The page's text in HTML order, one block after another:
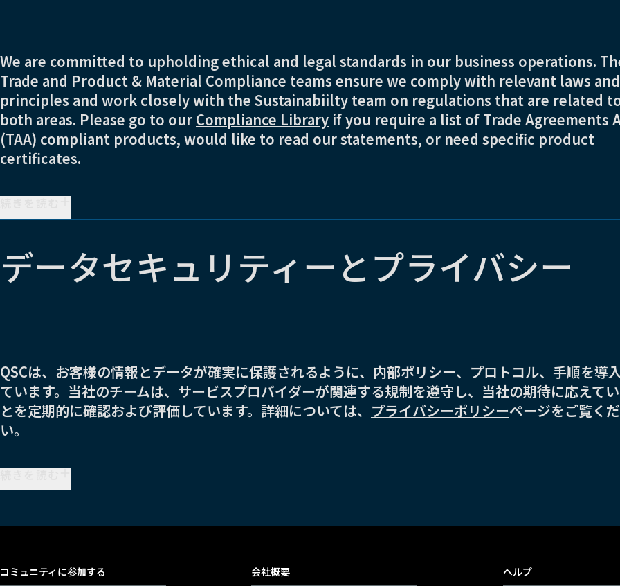
We are committed to upholding ethical and legal standards in our business operations.
Trade and Product & Material Compliance teams ensure we comply with relevant laws and
principles and work closely with the Sustainabiilty team on regulations that are related
both areas. Please go to our Compliance Library(Opens in new window)
if you require a list of Trade Agreements
(TAA) compliant products, would like to read our statements, or need specific product
certificates.
データセキュリティーとプライバシー
QSCは、お客様の情報とデータが確実に保護されるように、内部ポリシー、プロトコル、手順を導
ています。当社のチームは、サービスプロバイダーが関連する規制を遵守し、当社の期待に応えて
とを定期的に確認および評価しています。詳細については、 プライバシーポリシーページをご覧く
い。
コミュニティに参加する 会社概要 ヘルプ